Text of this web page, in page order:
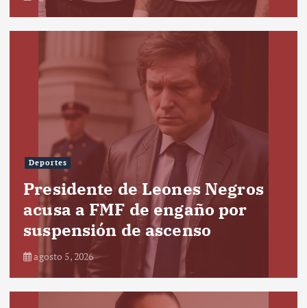
Deportes
Presidente de Leones Negros
acusa a FMF de engaño por
suspensión de ascenso
agosto 5, 2026